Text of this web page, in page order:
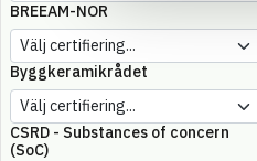
BREEAM-NOR
Byggkeramikrådet
CSRD - Substances of concern
(SoC)